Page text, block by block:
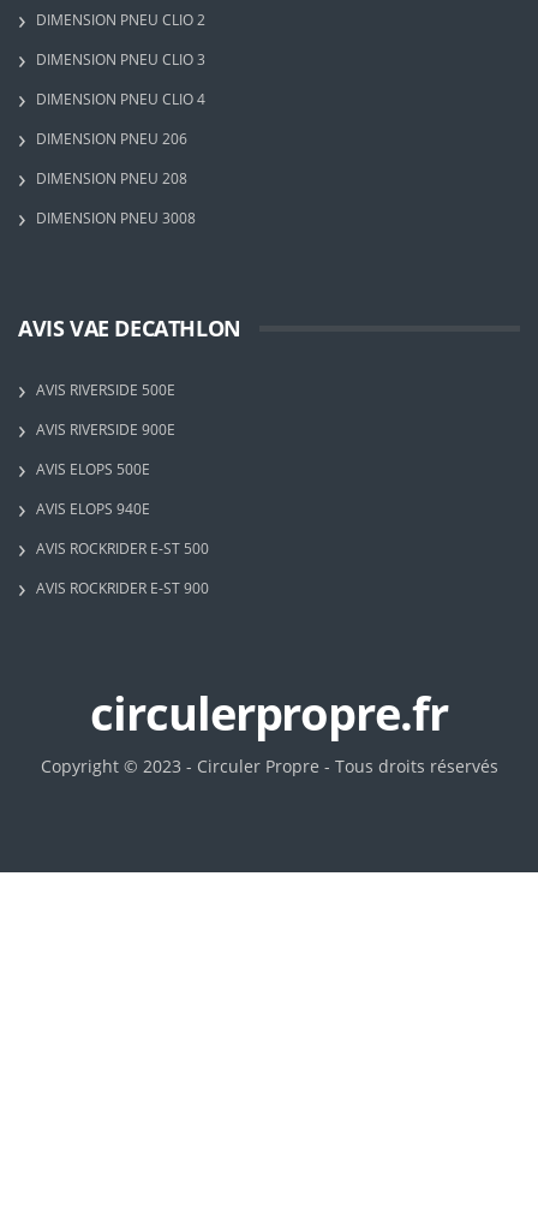
DIMENSION PNEU CLIO 2
DIMENSION PNEU CLIO 3
DIMENSION PNEU CLIO 4
DIMENSION PNEU 206
DIMENSION PNEU 208
DIMENSION PNEU 3008
AVIS VAE DECATHLON
AVIS RIVERSIDE 500E
AVIS RIVERSIDE 900E
AVIS ELOPS 500E
AVIS ELOPS 940E
AVIS ROCKRIDER E-ST 500
AVIS ROCKRIDER E-ST 900
circulerpropre.fr
Copyright © 2023 - Circuler Propre - Tous droits réservés